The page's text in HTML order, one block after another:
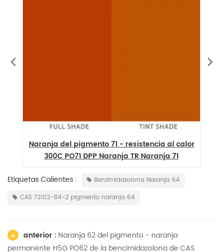
Naranja del pigmento 71 - resistencia al calor
300C PO71 DPP Naranja TR Naranja 71
Etiquetas Calientes :
Benzimidazolona Naranja 64
CAS 72102-84-2 pigmento naranja 64
anterior : Naranja 62 del pigmento - naranja
permanente H5G PO62 de la bencimidazolona de CAS